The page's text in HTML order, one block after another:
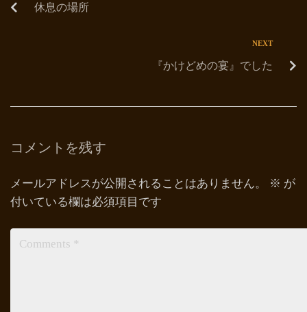
休息の場所
NEXT
『かけどめの宴』でした
コメントを残す
メールアドレスが公開されることはありません。 ※ が
付いている欄は必須項目です